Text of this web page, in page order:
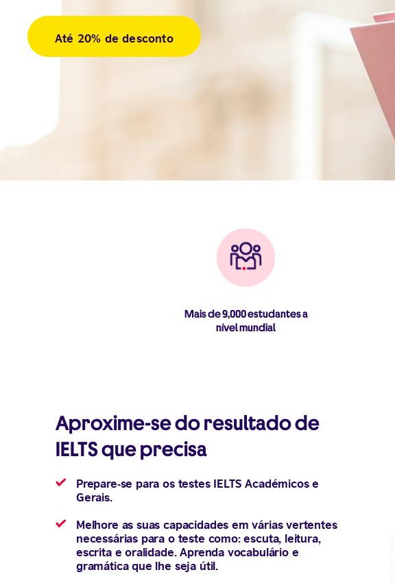
Até 20% de desconto
Mais de 9,000 estudantes a
nível mundial
Aproxime-se do resultado de
IELTS que precisa
Prepare-se para os testes IELTS Académicos e
Gerais.
Melhore as suas capacidades em várias vertentes
necessárias para o teste como: escuta, leitura,
escrita e oralidade. Aprenda vocabulário e
gramática que lhe seja útil.